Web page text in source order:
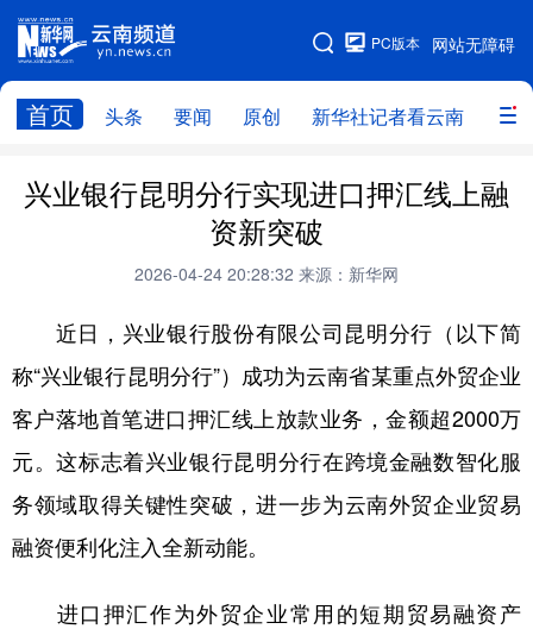
网站无障碍
PC版本
首页 头条 要闻 原创 新华社记者看云南 政务
网站地图
头条 云南要闻 本网原创
政务
云南省领导报道集
教育
州市
社会
图片
经济 服务 云南故事
云南青年说 趣看文物
兴业银行昆明分行实现进口押汇线上融
资新突破
2026-04-24 20:28:32 来源：新华网
近日，兴业银行股份有限公司昆明分行（以下简
称“兴业银行昆明分行”）成功为云南省某重点外贸企业
客户落地首笔进口押汇线上放款业务，金额超2000万
元。这标志着兴业银行昆明分行在跨境金融数智化服
务领域取得关键性突破，进一步为云南外贸企业贸易
融资便利化注入全新动能。
进口押汇作为外贸企业常用的短期贸易融资产